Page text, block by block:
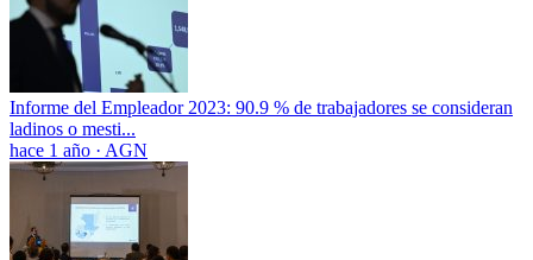
Informe del Empleador 2023: 90.9 % de trabajadores se consideran
ladinos o mesti...
hace 1 año · AGN